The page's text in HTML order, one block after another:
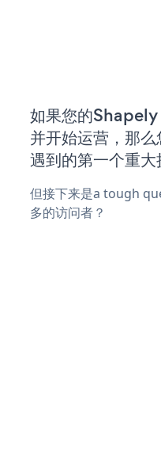
如果您的
并开始运营，那
遇到的第一个重大
但接下来是a tough
多的访问者？